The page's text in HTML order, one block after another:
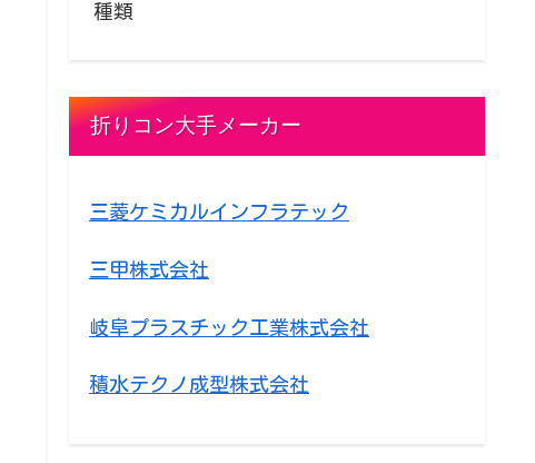
種類
折りコン大手メーカー
三菱ケミカルインフラテック
三甲株式会社
岐阜プラスチック工業株式会社
積水テクノ成型株式会社